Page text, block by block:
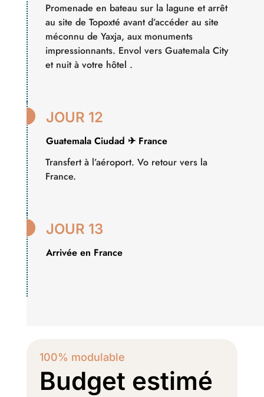
Promenade en bateau sur la lagune et arrêt
au site de Topoxté avant d’accéder au site
méconnu de Yaxja, aux monuments
impressionnants. Envol vers Guatemala City
et nuit à votre hôtel .
 JOUR 12
Guatemala Ciudad ✈ France
Transfert à l’aéroport. Vo retour vers la
France.
 JOUR 13
Arrivée en France
100% modulable
Budget estimé